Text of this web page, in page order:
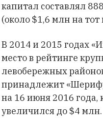
капитал составлял
(около $1,6 млн на
В 2014 и 2015 годах
место в рейтинге
левобережных
принадлежит
на 16 июня 2016 года,
увеличился до $4 млн.